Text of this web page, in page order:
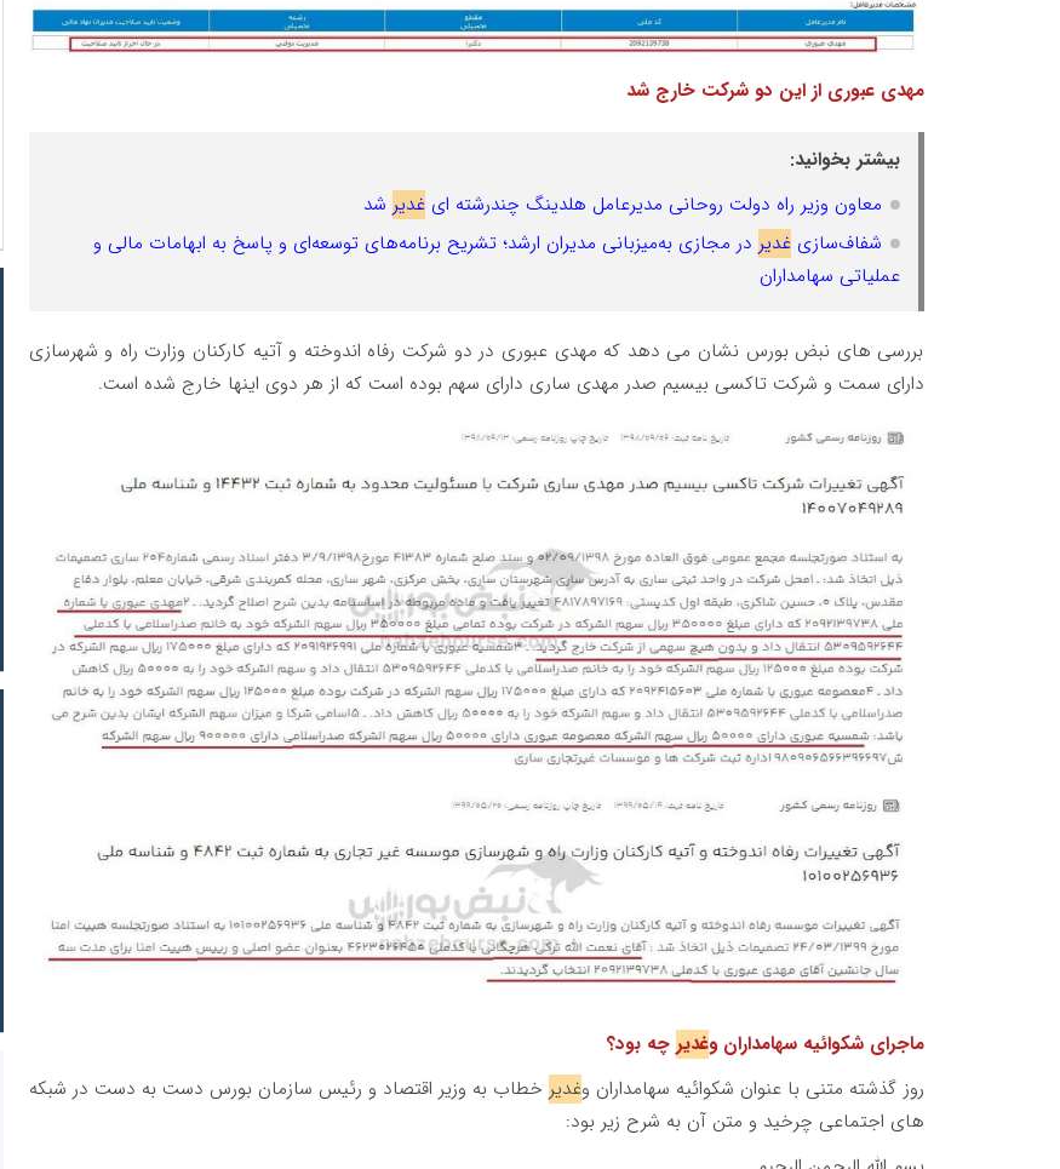
مهدی عبوری از این دو شرکت خارج شد
بیشتر بخوانید:
معاون وزیر راه دولت روحانی مدیرعامل هلدینگ چندرشته ایغدیر شد
شفاف‌سازیغدیر در مجازی به‌میزبانی مدیران ارشد؛ تشریح برنامه‌های توسعه‌ای و پاسخ به ابهامات مالی و
عملیاتی سهامداران
بررسی های نبض بورس نشان می دهد که مهدی عبوری در دو شرکت رفاه اندوخته و آتیه کارکنان وزارت راه و شهرسازی
دارای سمت و شرکت تاکسی بیسیم صدر مهدی ساری دارای سهم بوده است که از هر دوی اینها خارج شده است.
ماجرای شکوائیه سهامداران وغدیر چه بود؟
روز گذشته متنی با عنوان شکوائیه سهامداران وغدیر خطاب به وزیر اقتصاد و رئیس سازمان بورس دست به دست در شبکه
های اجتماعی چرخید و متن آن به شرح زیر بود: